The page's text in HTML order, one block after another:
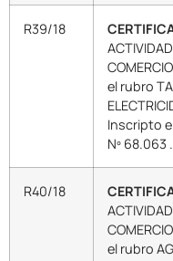
R39/18
el rubro
Inscripto
Nº 68.063
R40/18
el rubro